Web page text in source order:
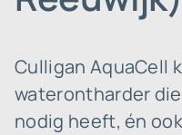
Culligan AquaCell
waterontharder
nodig heeft, én